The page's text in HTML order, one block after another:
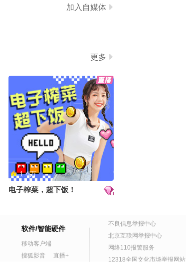
加入自媒体
更多
1.4万
电子榨菜，超下饭！
软件/智能硬件
移动客户端
搜狐影音
直播+
不良信息举报中心
北京互联网举报中心
网络110报警服务
12318全国文化市场举报网站